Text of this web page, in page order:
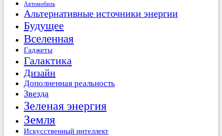
Автомобиль
Альтернативные источники энергии
Будущее
Вселенная
Гаджеты
Галактика
Дизайн
Дополненная реальность
Звезда
Зеленая энергия
Земля
Искусственный интеллект